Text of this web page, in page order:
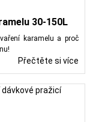
30-150L
karamelu a proč
Přečtěte si více